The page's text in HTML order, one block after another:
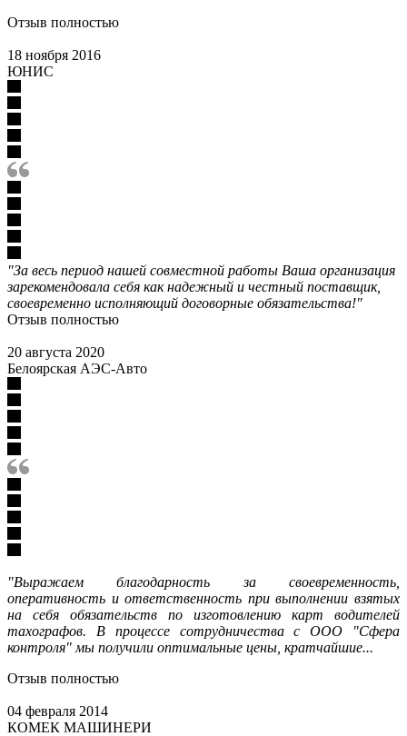
Отзыв полностью
18 ноября 2016
ЮНИС
"За весь период нашей совместной работы Ваша организация
зарекомендовала себя как надежный и честный поставщик,
своевременно исполняющий договорные обязательства!"
Отзыв полностью
20 августа 2020
Белоярская АЭС-Авто
"Выражаем благодарность за своевременность,
оперативность и ответственность при выполнении взятых
на себя обязательств по изготовлению карт водителей
тахографов. В процессе сотрудничества с ООО "Сфера
контроля" мы получили оптимальные цены, кратчайшие...
Отзыв полностью
04 февраля 2014
КОМЕК МАШИНЕРИ